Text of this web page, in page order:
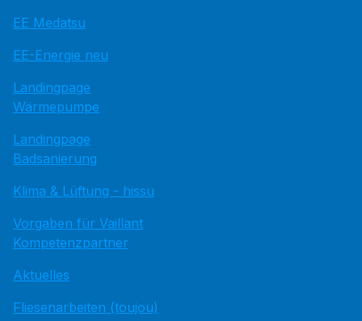
EE Medatsu
EE-Energie neu
Landingpage
Wärmepumpe
Landingpage
Badsanierung
Klima & Lüftung - hissu
Vorgaben für Vaillant
Kompetenzpartner
Aktuelles
Fliesenarbeiten (toujou)